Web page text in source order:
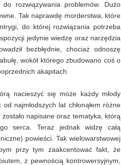
rozwiązywania problemów. Dużo
Tak naprawdę morderstwa, które
do której rozwiązania potrzeba
jedynie wiedzę oraz narzędzia
bezbłędnie, chociaż odnoszę
wokół którego zbudowano coś o
akapitach.
nacieszyć się może każdy młody
najmłodszych lat chłonąłem różne
napisane oraz tematyka, którą
serca. Teraz jednak widzę całą
powieści. Tak wielowarstwowej
przy tym zaakcentować fakt, że
z pewnością kontrowersyjnym,